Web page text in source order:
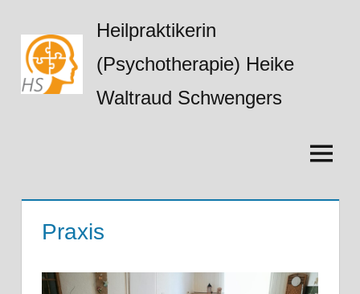
Inhalt
springen
Heilpraktikerin
(Psychotherapie) Heike
Waltraud Schwengers
Menü
Praxis